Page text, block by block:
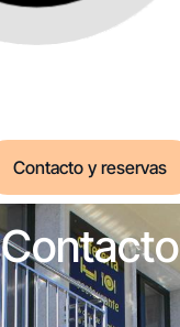
Contacto y reservas
Contacto